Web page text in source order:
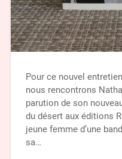
Pour ce nouvel
nous rencontrons
parution de son
du désert aux éditions
jeune femme d’une
sa…